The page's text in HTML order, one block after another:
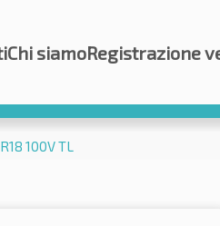
Chi siamoRegistrazione
100V TL